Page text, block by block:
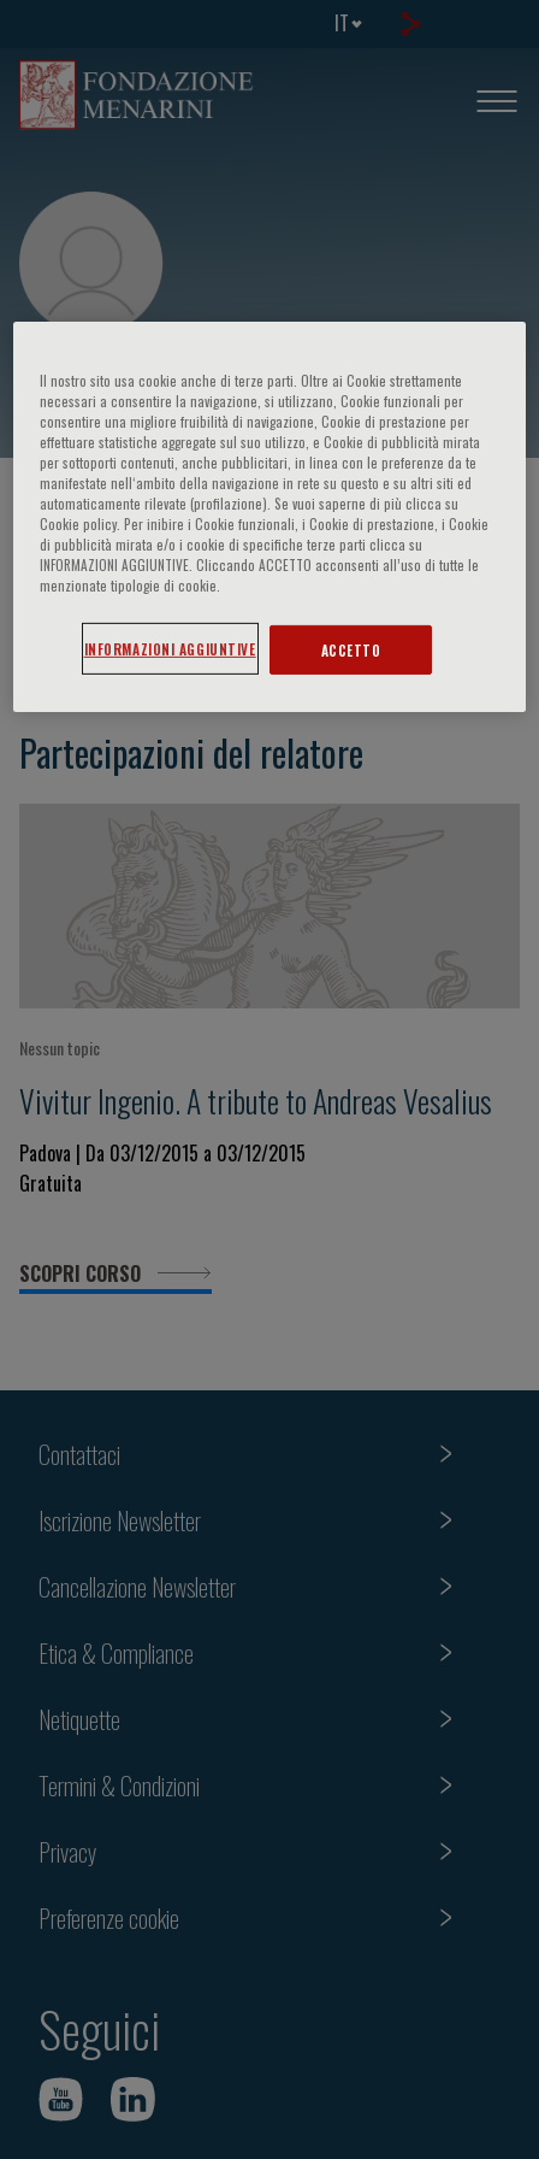
IT
Robert Van Hee
HOME PAGE / CORSI ED EVENTI / RELATORE
Robert Van Hee
Partecipazioni del relatore
Nessun topic
Vivitur Ingenio. A tribute to Andreas Vesalius
Padova | Da 03/12/2015 a 03/12/2015
Gratuita
SCOPRI CORSO
Contattaci
Iscrizione Newsletter
Cancellazione Newsletter
Etica & Compliance
Netiquette
Termini & Condizioni
Privacy
Preferenze cookie
Seguici
Il nostro sito usa cookie anche di terze parti. Oltre ai Cookie strettamente
necessari a consentire la navigazione, si utilizzano, Cookie funzionali per
consentire una migliore fruibilità di navigazione, Cookie di prestazione per
effettuare statistiche aggregate sul suo utilizzo, e Cookie di pubblicità mirata
per sottoporti contenuti, anche pubblicitari, in linea con le preferenze da te
manifestate nell‘ambito della navigazione in rete su questo e su altri siti ed
automaticamente rilevate (profilazione). Se vuoi saperne di più clicca su
Cookie policy. Per inibire i Cookie funzionali, i Cookie di prestazione, i Cookie
di pubblicità mirata e/o i cookie di specifiche terze parti clicca su
INFORMAZIONI AGGIUNTIVE. Cliccando ACCETTO acconsenti all’uso di tutte le
menzionate tipologie di cookie.
INFORMAZIONI AGGIUNTIVE ACCETTO